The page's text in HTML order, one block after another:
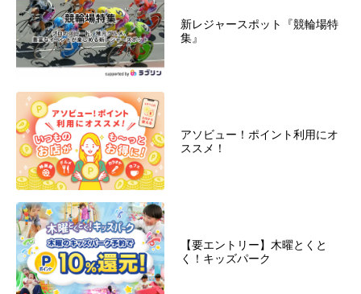
新レジャースポット『競輪場特
集』
アソビュー！ポイント利用にオ
ススメ！
【要エントリー】木曜とくと
く！キッズパーク